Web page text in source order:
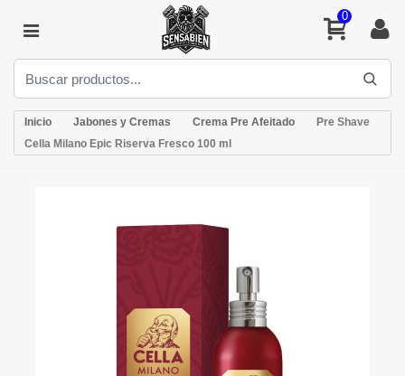
0
Inicio Jabones y Cremas Crema Pre Afeitado
Pre Shave
Cella Milano Epic Riserva Fresco 100 ml